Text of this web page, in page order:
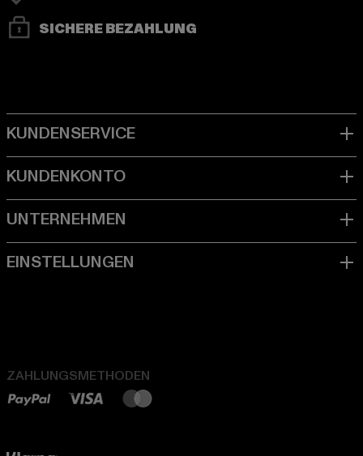
SICHERE BEZAHLUNG
ZAHLUNGSMETHODEN